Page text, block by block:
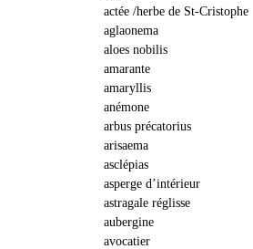
actée /herbe de St-Cristophe
aglaonema
aloes nobilis
amarante
amaryllis
anémone
arbus précatorius
arisaema
asclépias
asperge d’intérieur
astragale réglisse
aubergine
avocatier